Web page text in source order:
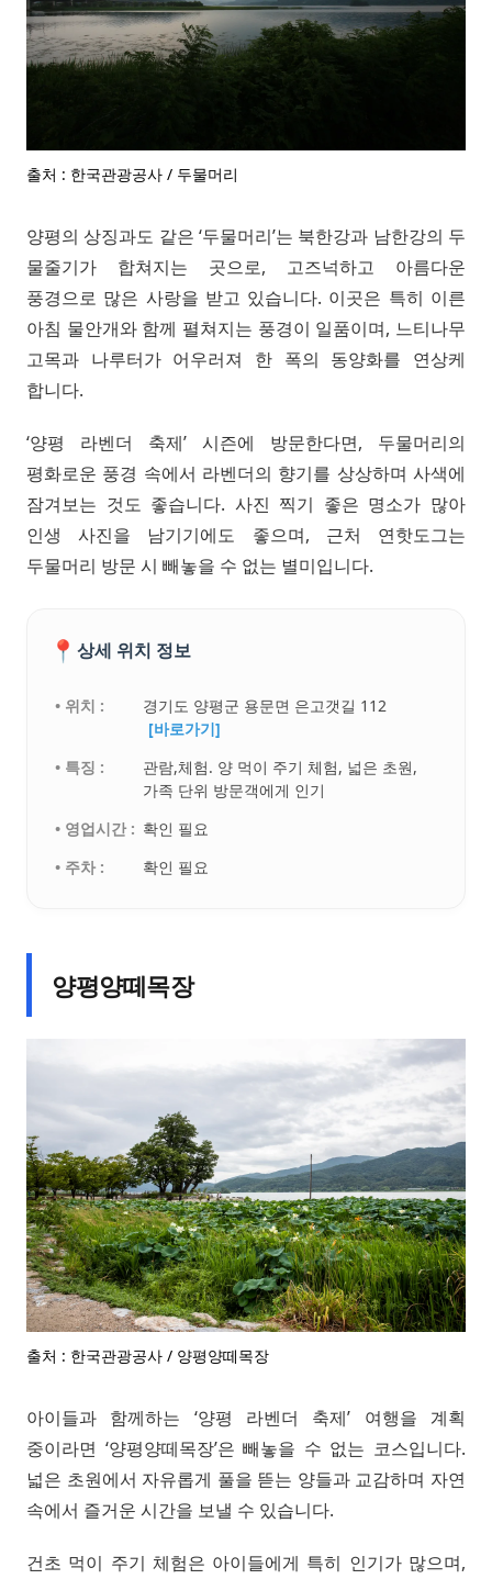
출처 : 한국관광공사 / 두물머리
양평의 상징과도 같은 ‘두물머리’는 북한강과 남한강의 두
물줄기가 합쳐지는 곳으로, 고즈넉하고 아름다운
풍경으로 많은 사랑을 받고 있습니다. 이곳은 특히 이른
아침 물안개와 함께 펼쳐지는 풍경이 일품이며, 느티나무
고목과 나루터가 어우러져 한 폭의 동양화를 연상케
합니다.
‘양평 라벤더 축제’ 시즌에 방문한다면, 두물머리의
평화로운 풍경 속에서 라벤더의 향기를 상상하며 사색에
잠겨보는 것도 좋습니다. 사진 찍기 좋은 명소가 많아
인생 사진을 남기기에도 좋으며, 근처 연핫도그는
두물머리 방문 시 빼놓을 수 없는 별미입니다.
📍 상세 위치 정보
• 위치 :
경기도 양평군 용문면 은고갯길 112
[바로가기]
• 특징 :
관람,체험. 양 먹이 주기 체험, 넓은 초원,
가족 단위 방문객에게 인기
• 영업시간 : 확인 필요
• 주차 :
확인 필요
양평양떼목장
출처 : 한국관광공사 / 양평양떼목장
아이들과 함께하는 ‘양평 라벤더 축제’ 여행을 계획
중이라면 ‘양평양떼목장’은 빼놓을 수 없는 코스입니다.
넓은 초원에서 자유롭게 풀을 뜯는 양들과 교감하며 자연
속에서 즐거운 시간을 보낼 수 있습니다.
건초 먹이 주기 체험은 아이들에게 특히 인기가 많으며,